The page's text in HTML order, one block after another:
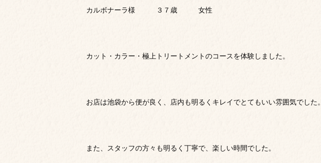
カルボナーラ様 ３７歳 女性
カット・カラー・極上トリートメントのコースを体験しました。
お店は池袋から便が良く、店内も明るくキレイでとてもいい雰囲気でした。
また、スタッフの方々も明るく丁寧で、楽しい時間でした。